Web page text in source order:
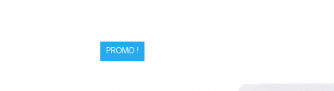
PROMO !